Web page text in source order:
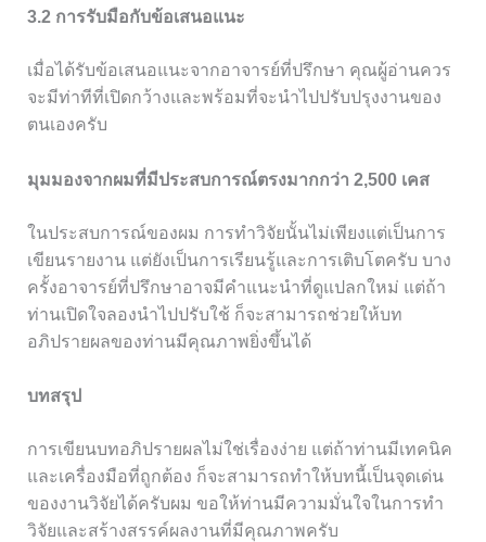
3.2 การรับมือกับข้อเสนอแนะ
เมื่อได้รับข้อเสนอแนะจากอาจารย์ที่ปรึกษา คุณผู้อ่านควร
จะมีท่าทีที่เปิดกว้างและพร้อมที่จะนำไปปรับปรุงงานของ
ตนเองครับ
มุมมองจากผมที่มีประสบการณ์ตรงมากกว่า 2,500 เคส
ในประสบการณ์ของผม การทำวิจัยนั้นไม่เพียงแต่เป็นการ
เขียนรายงาน แต่ยังเป็นการเรียนรู้และการเติบโตครับ บาง
ครั้งอาจารย์ที่ปรึกษาอาจมีคำแนะนำที่ดูแปลกใหม่ แต่ถ้า
ท่านเปิดใจลองนำไปปรับใช้ ก็จะสามารถช่วยให้บท
อภิปรายผลของท่านมีคุณภาพยิ่งขึ้นได้
บทสรุป
การเขียนบทอภิปรายผลไม่ใช่เรื่องง่าย แต่ถ้าท่านมีเทคนิค
และเครื่องมือที่ถูกต้อง ก็จะสามารถทำให้บทนี้เป็นจุดเด่น
ของงานวิจัยได้ครับผม ขอให้ท่านมีความมั่นใจในการทำ
วิจัยและสร้างสรรค์ผลงานที่มีคุณภาพครับ